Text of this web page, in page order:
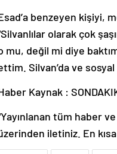
benzeyen kişiyi,
olarak çok
mu, değil mi diye
Silvan’da ve
Kaynak :
tüm haber
iletiniz. En